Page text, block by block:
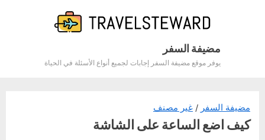
مضيفة السفر
يوفر موقع مضيفة السفر إجابات لجميع أنواع الأسئلة في الحياة
مضيفة السفر / غير مصنف
كيف اضع الساعة على الشاشة